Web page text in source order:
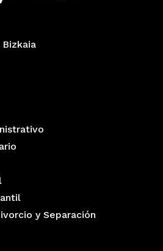
y Separación